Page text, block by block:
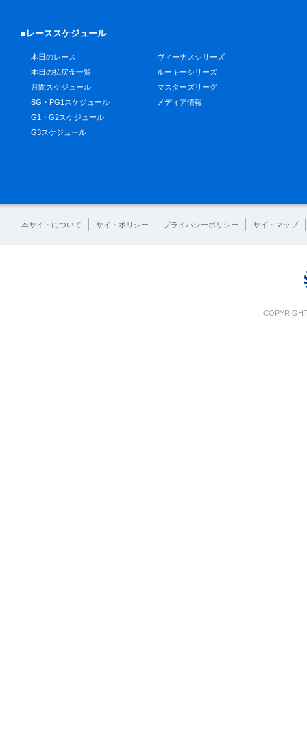
■レーススケジュール
本日のレース
本日の払戻金一覧
月間スケジュール
SG・PG1スケジュール
G1・G2スケジュール
G3スケジュール
ヴィーナスシリーズ
ルーキーシリーズ
マスターズリーグ
メディア情報
本サイトについて サイトポリシー プライバシーポリシー サイトマップ